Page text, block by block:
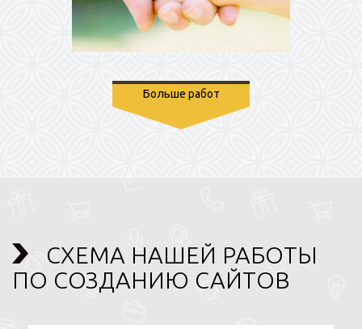
Больше работ
СХЕМА НАШЕЙ РАБОТЫ
ПО СОЗДАНИЮ САЙТОВ